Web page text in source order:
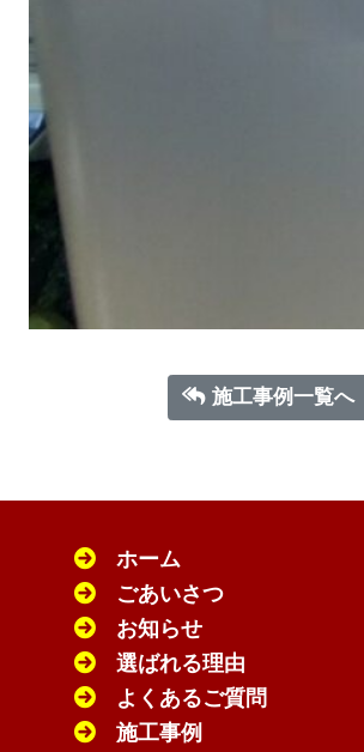
施工事例一覧へ
ホーム
ごあいさつ
お知らせ
選ばれる理由
よくあるご質問
施工事例